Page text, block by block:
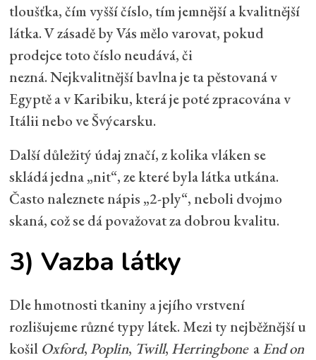
tloušťka, čím vyšší číslo, tím jemnější a kvalitnější
látka. V zásadě by Vás mělo varovat, pokud
prodejce toto číslo neudává, či
nezná. Nejkvalitnější bavlna je ta pěstovaná v
Egyptě a v Karibiku, která je poté zpracována v
Itálii nebo ve Švýcarsku.
Další důležitý údaj značí, z kolika vláken se
skládá jedna „nit“, ze které byla látka utkána.
Často naleznete nápis „2-ply“, neboli dvojmo
skaná, což se dá považovat za dobrou kvalitu.
3) Vazba látky
Dle hmotnosti tkaniny a jejího vrstvení
rozlišujeme různé typy látek. Mezi ty nejběžnější u
košil Oxford,Poplin, Twill, HerringboneaEnd on